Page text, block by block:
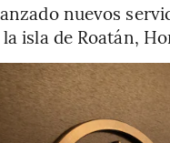
nuevos
isla de Roatán,